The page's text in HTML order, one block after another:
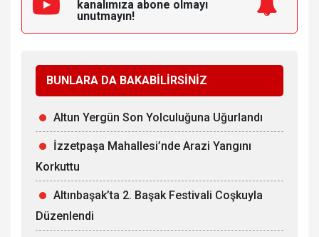
kanalımıza abone olmayı
unutmayın!
BUNLARA DA BAKABİLİRSİNİZ
Altun Yergün Son Yolculuğuna Uğurlandı
İzzetpaşa Mahallesi’nde Arazi Yangını
Korkuttu
Altınbaşak’ta 2. Başak Festivali Coşkuyla
Düzenlendi